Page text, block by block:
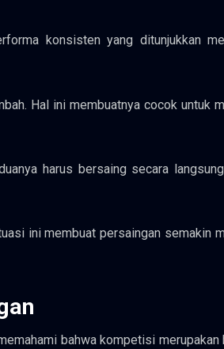
konsisten yang ditunjukkan
Hal ini membuatnya cocok untuk
harus bersaing secara
ini membuat persaingan semakin
bahwa kompetisi merupakan